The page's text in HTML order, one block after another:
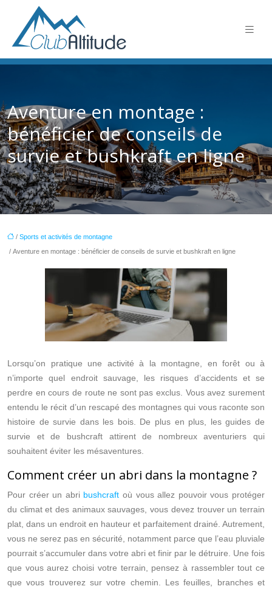
Aventure en montage :
bénéficier de conseils de
survie et bushkraft en ligne
/ Sports et activités de montagne
/ Aventure en montage : bénéficier de conseils de survie et bushkraft en ligne
Lorsqu’on pratique une activité à la montagne, en forêt ou à
n’importe quel endroit sauvage, les risques d’accidents et se
perdre en cours de route ne sont pas exclus. Vous avez surement
entendu le récit d’un rescapé des montagnes qui vous raconte son
histoire de survie dans les bois. De plus en plus, les guides de
survie et de bushcraft attirent de nombreux aventuriers qui
souhaitent éviter les mésaventures.
Comment créer un abri dans la montagne ?
Pour créer un abri bushcraft où vous allez pouvoir vous protéger
du climat et des animaux sauvages, vous devez trouver un terrain
plat, dans un endroit en hauteur et parfaitement drainé. Autrement,
vous ne serez pas en sécurité, notamment parce que l’eau pluviale
pourrait s’accumuler dans votre abri et finir par le détruire. Une fois
que vous aurez choisi votre terrain, pensez à rassembler tout ce
que vous trouverez sur votre chemin. Les feuilles, branches et